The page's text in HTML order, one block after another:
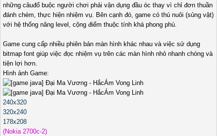
những câuđố buộc người chơi phải vận dụng đầu óc thay vì chỉ đơn thuần
đánh chém, thực hiện nhiệm vụ. Bên cạnh đó, game có thú nuôi (sủng vật)
với hệ thống nâng level, cộng điểm thuộc tính khá phong phú.
Game cung cấp nhiều phiên bản màn hình khác nhau và việc sử dụng
bitmap font giúp việc đọc nhiệm vụ trên các màn hình nhỏ nhanh chóng và
tiện lợi hơn.
Hình ảnh Game:
240x320
320x240
178x208
(Nokia 2700c-2)